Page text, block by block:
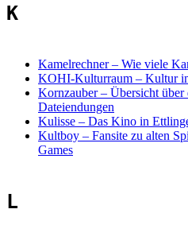
K
Kamelrechner– Wie viele
KOHI-Kulturraum – Kultur
Kornzauber– Übersicht über
Dateiendungen
Kulisse – Das Kino in
Kultboy – Fansite zu alten
Games
L